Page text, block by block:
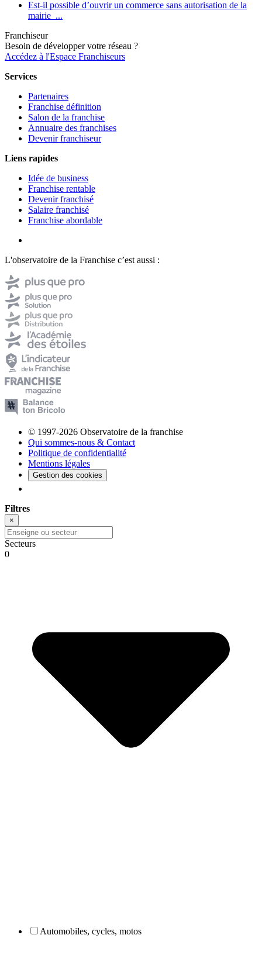
Est-il possible d’ouvrir un commerce sans autorisation de la
mairie ...
Franchiseur
Besoin de développer votre réseau ?
Accédez à l'Espace Franchiseurs
Services
Partenaires
Franchise définition
Salon de la franchise
Annuaire des franchises
Devenir franchiseur
Liens rapides
Idée de business
Franchise rentable
Devenir franchisé
Salaire franchisé
Franchise abordable
L'observatoire de la Franchise c’est aussi :
© 1997-2026 Observatoire de la franchise
Qui sommes-nous & Contact
Politique de confidentialité
Mentions légales
Gestion des cookies
Filtres
×
Secteurs
0
Automobiles, cycles, motos